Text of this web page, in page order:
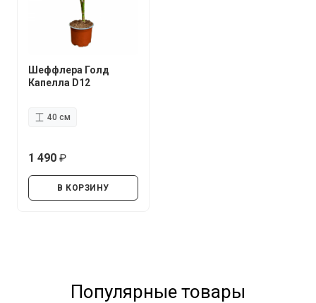
Шеффлера Голд
Капелла D12
40 см
1 490
В КОРЗИНУ
Популярные товары